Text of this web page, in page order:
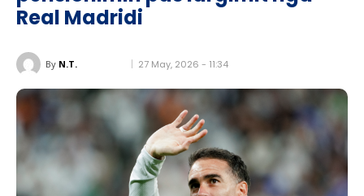
Real Madridi
By N.T. 27 May, 2026 - 11:34